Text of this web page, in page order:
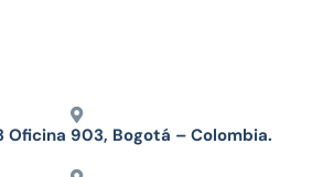
Oficina 903, Bogotá – Colombia.